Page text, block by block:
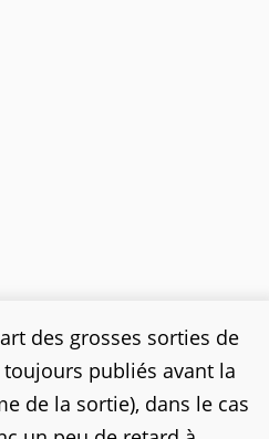
des grosses sorties de
publiés avant la
de la sortie), dans le cas